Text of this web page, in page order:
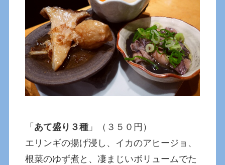
「 あて盛り３種 」（３５０円）
エリンギの揚げ浸し、イカのアヒージョ、
根菜のゆず煮と、凄まじいボリュームでた